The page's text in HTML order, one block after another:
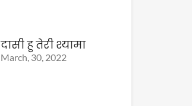
दासी हु तेरी श्यामा
March, 30, 2022